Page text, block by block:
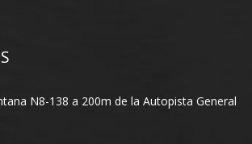
N8-138 a 200m de la Autopista General